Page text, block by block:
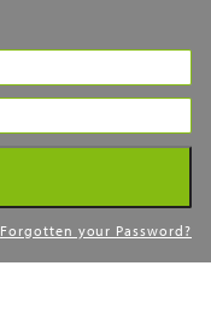
Forgotten your Password?